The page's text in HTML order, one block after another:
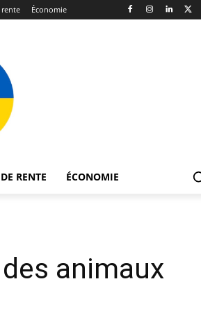
Économie
RENTE ÉCONOMIE
animaux